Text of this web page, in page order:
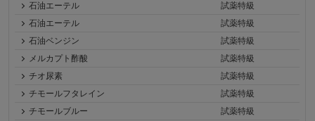
石油エーテル
試薬特級
石油エーテル
試薬特級
石油ベンジン
試薬特級
メルカプト酢酸
試薬特級
チオ尿素
試薬特級
チモールフタレイン
試薬特級
チモールブルー
試薬特級